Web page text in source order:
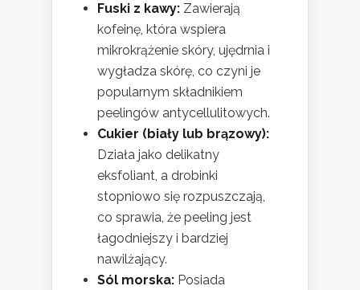
Fuski z kawy: Zawierają
kofeinę, która wspiera
mikrokrążenie skóry, ujędrnia i
wygładza skórę, co czyni je
popularnym składnikiem
peelingów antycellulitowych.
Cukier (biały lub brązowy):
Działa jako delikatny
eksfoliant, a drobinki
stopniowo się rozpuszczają,
co sprawia, że peeling jest
łagodniejszy i bardziej
nawilżający.
Sól morska: Posiada